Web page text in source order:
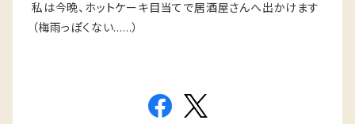
私は今晩、ホットケーキ目当てで居酒屋さんへ出かけます
（梅雨っぽくない……）